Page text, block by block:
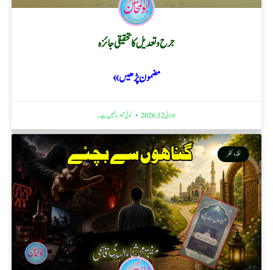
جرح و تعدیل کا تحقیقی جائزہ
مضمون پڑھیں »
جولائی 12, 2026 کوئی تبصرہ نہیں ہے۔
نقد ونظر